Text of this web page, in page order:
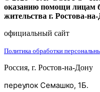
оказанию помощи лицам
жительства г. Ростова-
официальный сайт
Политика обработки
Россия, г. Ростов-на-Дону
переулок Семашко, 1Б.